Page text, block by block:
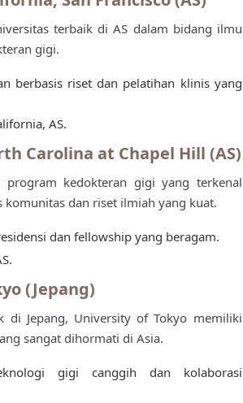
terbaik di AS dalam bidang ilmu
gigi.
berbasis riset dan pelatihan klinis yang
AS.
Carolina at Chapel Hill (AS)
program kedokteran gigi yang terkenal
dan riset ilmiah yang kuat.
dan fellowship yang beragam.
(Jepang)
di Jepang, University of Tokyo memiliki
sangat dihormati di Asia.
gigi canggih dan kolaborasi